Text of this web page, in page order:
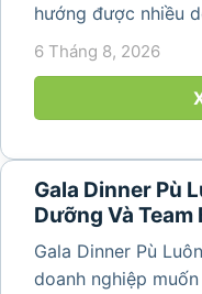
hướng được nhiều
năm 2026 khi nhu
họp và gắn kết đội
mang đến khoảng
6 Tháng 8, 2026
Gala Dinner Pù
Dưỡng Và Team
Gala Dinner Pù
doanh nghiệp